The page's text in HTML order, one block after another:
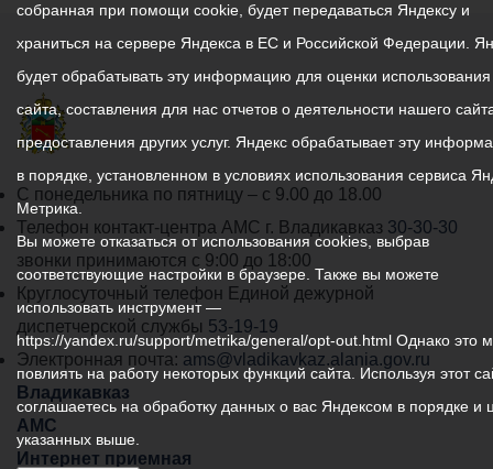
График
работы
администрации
местного
самоуправления
города
Владикавказ:
С понедельника по пятницу – с 9.00 до 18.00
Телефон контакт-центра АМС г. Владикавказ 30-30-30
звонки принимаются с 9:00 до 18:00
Круглосуточный телефон Единой дежурной
диспетчерской службы 53-19-19
Электронная почта: ams@vladikavkaz.alania.gov.ru
Владикавказ
АМС
Интернет приемная
собранная при помощи cookie, будет передаваться Яндексу и
храниться на сервере Яндекса в ЕС и Российской Федерации.
будет обрабатывать эту информацию для оценки
сайта, составления для нас отчетов о деятельности нашего
предоставления других услуг. Яндекс обрабатывает эту
в порядке, установленном в условиях использования сервиса
Метрика.
Вы можете отказаться от использования cookies, выбрав
соответствующие настройки в браузере. Также вы можете
использовать инструмент —
https://yandex.ru/support/metrika/general/opt-out.html Однако это
повлиять на работу некоторых функций сайта. Используя этот
соглашаетесь на обработку данных о вас Яндексом в порядке и
указанных выше.